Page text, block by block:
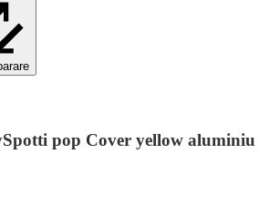
pop Cover yellow aluminiu